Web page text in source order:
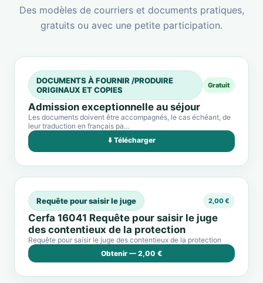
Des modèles de courriers et documents pratiques,
gratuits ou avec une petite participation.
DOCUMENTS À FOURNIR /PRODUIRE
ORIGINAUX ET COPIES
Gratuit
Admission exceptionnelle au séjour
Les documents doivent être accompagnés, le cas échéant, de
leur traduction en français pa…
⬇️ Télécharger
Requête pour saisir le juge 2,00 €
Cerfa 16041 Requête pour saisir le juge
des contentieux de la protection
Requête pour saisir le juge des contentieux de la protection
Obtenir — 2,00 €